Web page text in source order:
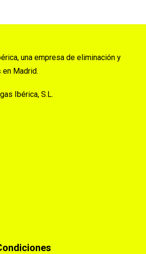
una empresa de eliminación y
Madrid.
Ibérica, S.L.